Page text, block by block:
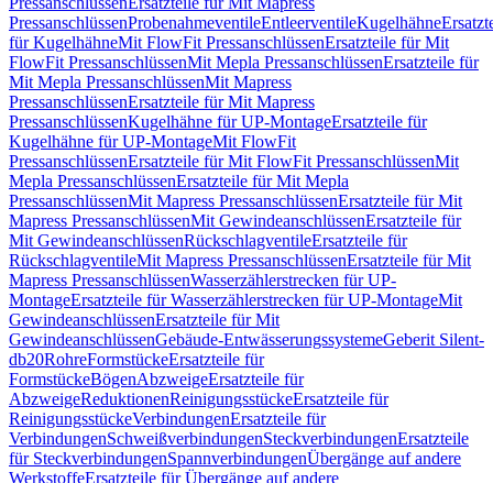
PressanschlüssenProbenahmeventileEntleerventileKugelhähne
für KugelhähneMit FlowFit PressanschlüssenErsatzteile für Mit
FlowFit PressanschlüssenMit Mepla PressanschlüssenErsatzteile für
Mit Mepla PressanschlüssenMit Mapress
PressanschlüssenErsatzteile für Mit Mapress
PressanschlüssenKugelhähne für UP-MontageErsatzteile für
Kugelhähne für UP-MontageMit FlowFit
PressanschlüssenErsatzteile für Mit FlowFit PressanschlüssenMit
Mepla PressanschlüssenErsatzteile für Mit Mepla
PressanschlüssenMit Mapress PressanschlüssenErsatzteile für Mit
Mapress PressanschlüssenMit GewindeanschlüssenErsatzteile für
Mit GewindeanschlüssenRückschlagventileErsatzteile für
RückschlagventileMit Mapress PressanschlüssenErsatzteile für Mit
Mapress PressanschlüssenWasserzählerstrecken für UP-
MontageErsatzteile für Wasserzählerstrecken für UP-MontageMit
GewindeanschlüssenErsatzteile für Mit
GewindeanschlüssenGebäude-EntwässerungssystemeGeberit Silent-
db20RohreFormstückeErsatzteile für
FormstückeBögenAbzweigeErsatzteile für
AbzweigeReduktionenReinigungsstückeErsatzteile für
ReinigungsstückeVerbindungenErsatzteile für
VerbindungenSchweißverbindungenSteckverbindungenErsatzteile
für SteckverbindungenSpannverbindungenÜbergänge auf andere
WerkstoffeErsatzteile für Übergänge auf andere